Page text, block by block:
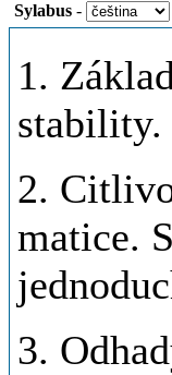
Sylabus -
1.
stability.
2.
matice.
3.